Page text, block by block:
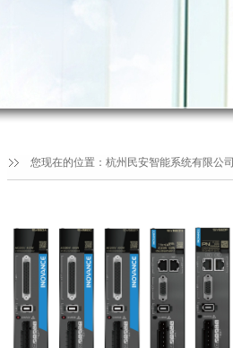
您现在的位置： 杭州民安智能系统有限公司